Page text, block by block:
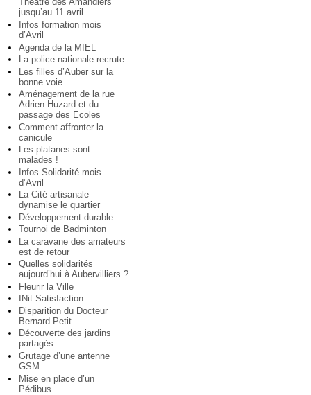
jusqu’au 11 avril
Infos formation mois
d’Avril
Agenda de la MIEL
La police nationale recrute
Les filles d’Auber sur la
bonne voie
Aménagement de la rue
Adrien Huzard et du
passage des Ecoles
Comment affronter la
canicule
Les platanes sont
malades !
Infos Solidarité mois
d’Avril
La Cité artisanale
dynamise le quartier
Développement durable
Tournoi de Badminton
La caravane des amateurs
est de retour
Quelles solidarités
aujourd’hui à Aubervilliers ?
Fleurir la Ville
INit Satisfaction
Disparition du Docteur
Bernard Petit
Découverte des jardins
partagés
Grutage d’une antenne
GSM
Mise en place d’un
Pédibus